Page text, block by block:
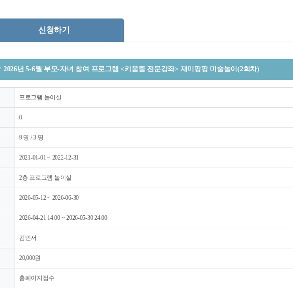
신청하기
2026년 5-6월 부모-자녀 참여 프로그램 <키움뜰 전문강좌> 재미팡팡 미술놀이(2회차)
프로그램 놀이실
0
9 명 / 3 명
2021-01-01 ~ 2022-12-31
2층 프로그램 놀이실
2026-05-12 ~ 2026-06-30
2026-04-21 14:00 ~ 2026-05-30 24:00
김민서
20,000원
홈페이지접수